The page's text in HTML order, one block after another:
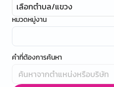
เลือกตำบล/แขวง
หมวดหมู่งาน
คำที่ต้องการค้นหา